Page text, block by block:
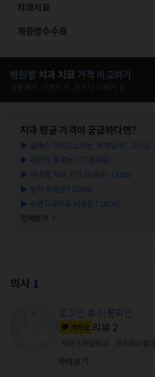
치과치료
제증명수수료
병원별 치과 치료 가격 비교하기
치과 평균 가격이 궁금하다면?
▶ 글래스 아이오노머는 무엇일까? 그리고
▶ 레진의 종류는? (치과치료)
▶ 구내염 치료 가격/비용은? (2026)
▶ 발치 비용은? (2026)
▶ 수면치과치료 비용은? (2026)
전체보기
의사 1
로그인 후 이름확인
카카오 리뷰 2
치과 스케일링 엑스레이 촬
약력보기